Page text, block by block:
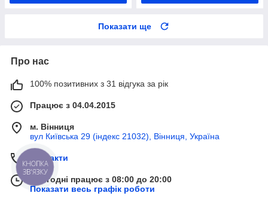
Показати ще
Про нас
100% позитивних з 31 відгука за рік
Працює з 04.04.2015
м. Вінниця
вул Київська 29 (індекс 21032), Вінниця, Україна
Контакти
Сьогодні працює з 08:00 до 20:00
Показати весь графік роботи
КНОПКА
ЗВ'ЯЗКУ